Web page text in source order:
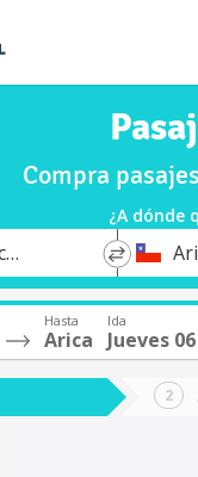
Compra
¿A dónde
San Pedro De Atacama
*
Destino
Hasta
Arica
Ida
Jueves